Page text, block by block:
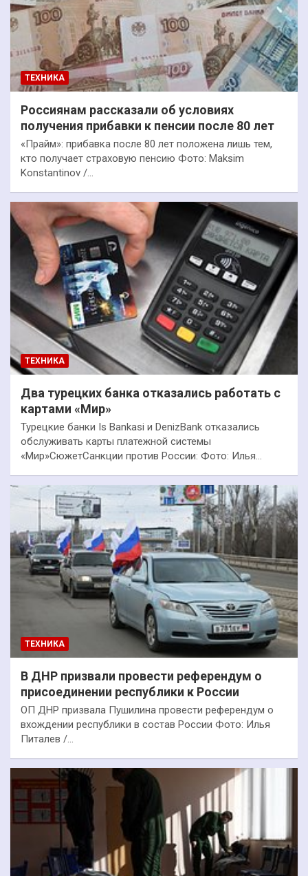
ТЕХНИКА
Россиянам рассказали об условиях
получения прибавки к пенсии после 80 лет
«Прайм»: прибавка после 80 лет положена лишь тем,
кто получает страховую пенсию Фото: Maksim
Konstantinov /…
ТЕХНИКА
Два турецких банка отказались работать с
картами «Мир»
Турецкие банки Is Bankasi и DenizBank отказались
обслуживать карты платежной системы
«Мир»СюжетСанкции против России: Фото: Илья…
ТЕХНИКА
В ДНР призвали провести референдум о
присоединении республики к России
ОП ДНР призвала Пушилина провести референдум о
вхождении республики в состав России Фото: Илья
Питалев /…